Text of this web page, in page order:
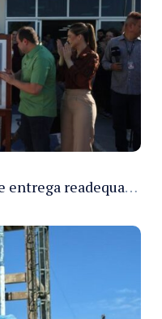
Governador Roberto Cidade entrega readequação do ambulatório da FCecon e amplia capacidade de atendimento oncológico em Manaus